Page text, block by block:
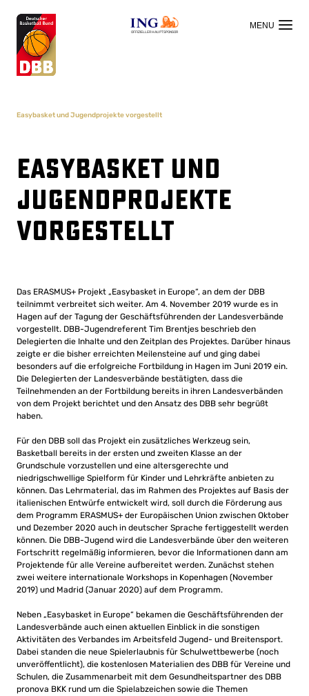
OFFIZIELLER HAUPTSPONSOR
Easybasket und Jugendprojekte vorgestellt
Easybasket und
Jugendprojekte
vorgestellt
Das ERASMUS+ Projekt „Easybasket in Europe“, an dem der DBB
teilnimmt verbreitet sich weiter. Am 4. November 2019 wurde es in
Hagen auf der Tagung der Geschäftsführenden der Landesverbände
vorgestellt. DBB-Jugendreferent Tim Brentjes beschrieb den
Delegierten die Inhalte und den Zeitplan des Projektes. Darüber hinaus
zeigte er die bisher erreichten Meilensteine auf und ging dabei
besonders auf die erfolgreiche Fortbildung in Hagen im Juni 2019 ein.
Die Delegierten der Landesverbände bestätigten, dass die
Teilnehmenden an der Fortbildung bereits in ihren Landesverbänden
von dem Projekt berichtet und den Ansatz des DBB sehr begrüßt
haben.
Für den DBB soll das Projekt ein zusätzliches Werkzeug sein,
Basketball bereits in der ersten und zweiten Klasse an der
Grundschule vorzustellen und eine altersgerechte und
niedrigschwellige Spielform für Kinder und Lehrkräfte anbieten zu
können. Das Lehrmaterial, das im Rahmen des Projektes auf Basis der
italienischen Entwürfe entwickelt wird, soll durch die Förderung aus
dem Programm ERASMUS+ der Europäischen Union zwischen Oktober
und Dezember 2020 auch in deutscher Sprache fertiggestellt werden
können. Die DBB-Jugend wird die Landesverbände über den weiteren
Fortschritt regelmäßig informieren, bevor die Informationen dann am
Projektende für alle Vereine aufbereitet werden. Zunächst stehen
zwei weitere internationale Workshops in Kopenhagen (November
2019) und Madrid (Januar 2020) auf dem Programm.
Neben „Easybasket in Europe“ bekamen die Geschäftsführenden der
Landesverbände auch einen aktuellen Einblick in die sonstigen
Aktivitäten des Verbandes im Arbeitsfeld Jugend- und Breitensport.
Dabei standen die neue Spielerlaubnis für Schulwettbewerbe (noch
unveröffentlicht), die kostenlosen Materialien des DBB für Vereine und
Schulen, die Zusammenarbeit mit dem Gesundheitspartner des DBB
pronova BKK rund um die Spielabzeichen sowie die Themen